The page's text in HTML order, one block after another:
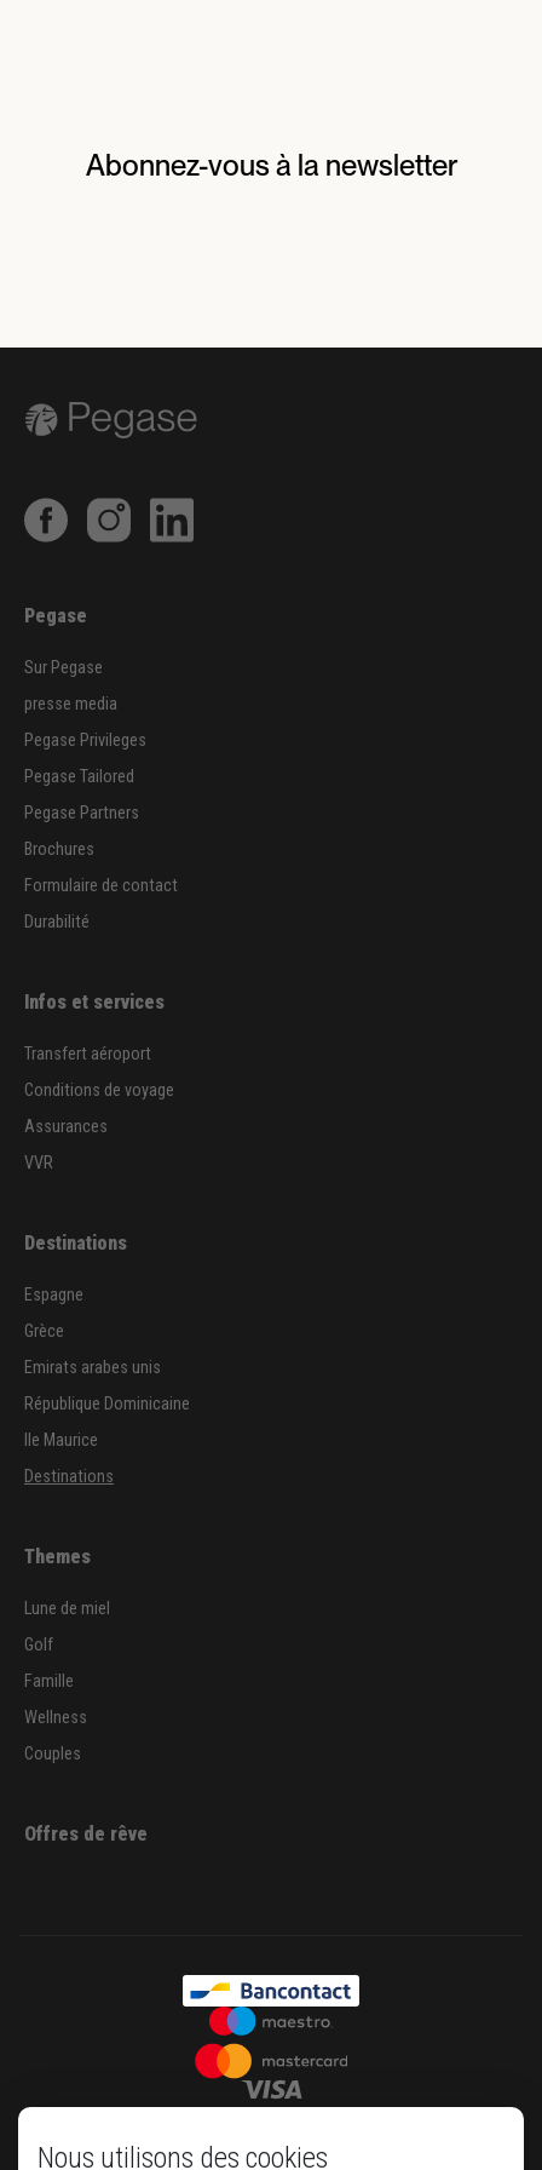
Nous utilisons des cookies
Abonnez-vous à la newsletter
Pegase
Sur Pegase
presse media
Pegase Privileges
Pegase Tailored
Pegase Partners
Brochures
Formulaire de contact
Durabilité
Infos et services
Transfert aéroport
Conditions de voyage
Assurances
VVR
Destinations
Espagne
Grèce
Emirats arabes unis
République Dominicaine
Ile Maurice
Destinations
Themes
Lune de miel
Golf
Famille
Wellness
Couples
Offres de rêve